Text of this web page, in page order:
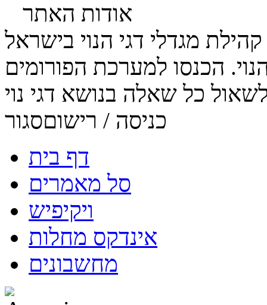
אודות האתר
הכנסו למערכת הפורומים
כניסה / רישוםסגור
דף בית
סל מאמרים
ויקיפיש
אינדקס מחלות
מחשבונים